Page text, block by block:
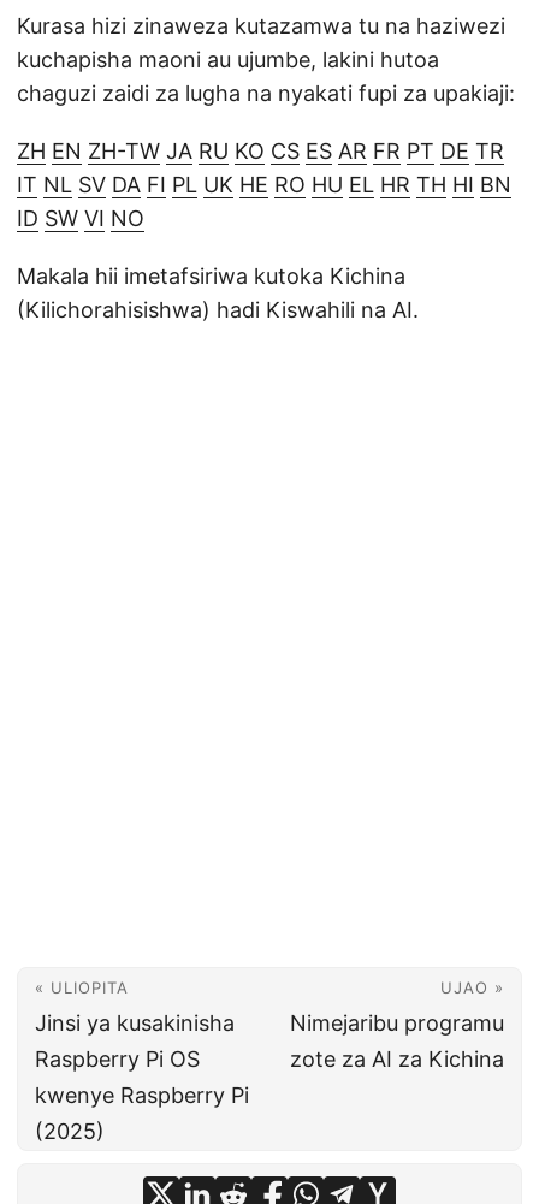
Kurasa hizi zinaweza kutazamwa tu na haziwezi
kuchapisha maoni au ujumbe, lakini hutoa
chaguzi zaidi za lugha na nyakati fupi za upakiaji:
ZH EN ZH-TW JA RU KO CS ES AR FR PT DE TR
IT NL SV DA FI PL UK HE RO HU EL HR TH HI BN
ID SW VI NO
Makala hii imetafsiriwa kutoka Kichina
(Kilichorahisishwa) hadi Kiswahili na AI.
« ULIOPITA
Jinsi ya kusakinisha
Raspberry Pi OS
kwenye Raspberry Pi
(2025)
UJAO »
Nimejaribu programu
zote za AI za Kichina